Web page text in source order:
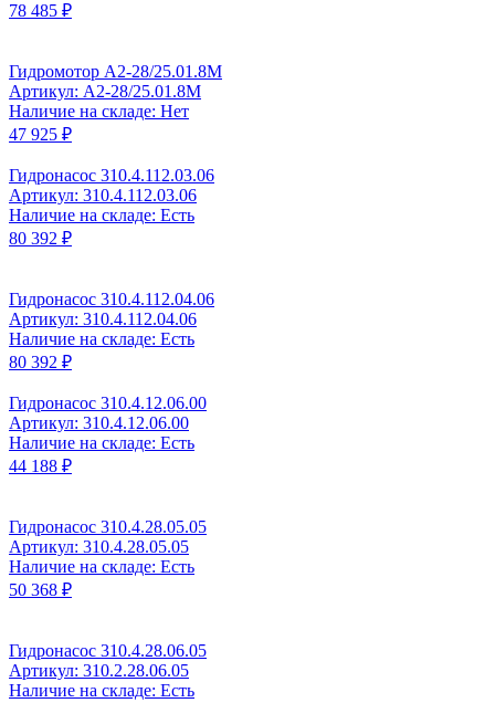
78 485 ₽
Гидромотор А2-28/25.01.8М
Артикул: A2-28/25.01.8M
Наличие на складе: Нет
47 925 ₽
Гидронасос 310.4.112.03.06
Артикул: 310.4.112.03.06
Наличие на складе: Есть
80 392 ₽
Гидронасос 310.4.112.04.06
Артикул: 310.4.112.04.06
Наличие на складе: Есть
80 392 ₽
Гидронасос 310.4.12.06.00
Артикул: 310.4.12.06.00
Наличие на складе: Есть
44 188 ₽
Гидронасос 310.4.28.05.05
Артикул: 310.4.28.05.05
Наличие на складе: Есть
50 368 ₽
Гидронасос 310.4.28.06.05
Артикул: 310.2.28.06.05
Наличие на складе: Есть